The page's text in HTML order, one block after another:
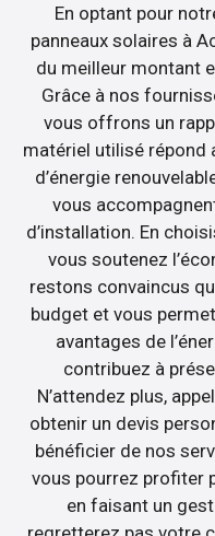
En optant pour
panneaux solaires à
du meilleur montant
Grâce à nos
vous offrons un
matériel utilisé répond
d’énergie
vous
d’installation. En
vous soutenez
restons convaincus
budget et vous
avantages de
contribuez à
N’attendez plus,
obtenir un devis
bénéficier de nos
vous pourrez profiter
en faisant un